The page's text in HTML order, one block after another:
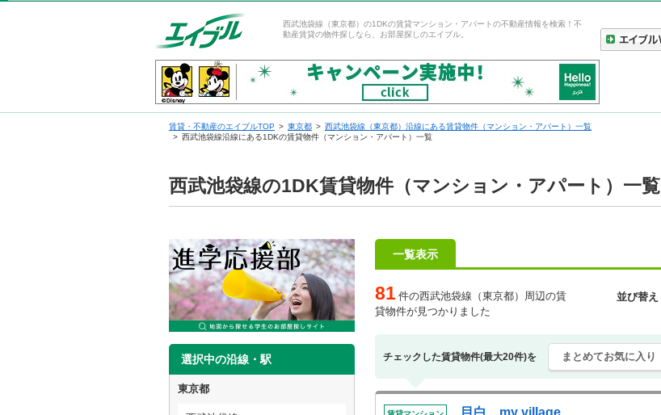
西武池袋線（東京都）の1DKの賃貸マンション・アパートの不動産情報を検索！不
動産賃貸の物件探しなら、お部屋探しのエイブル。
賃貸・不動産のエイブルTOP 東京都
西武池袋線（東京都）沿線にある賃貸物件（マンション・アパート）一覧
西武池袋線沿線にある1DKの賃貸物件（マンション・アパート）一覧
西武池袋線の1DK賃貸物件（マンション・アパート）一覧
選択中の沿線・駅
東京都
一覧表示
81 件の西武池袋線（東京都）周辺の賃
貸物件が見つかりました
並び替え
チェックした賃貸物件(最大20件)を まとめてお気に入り
目白 my village